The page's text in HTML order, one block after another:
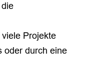
Projekte
oder durch eine